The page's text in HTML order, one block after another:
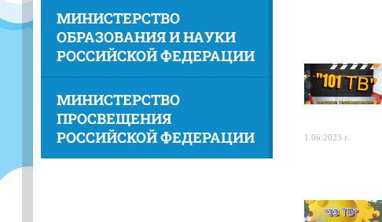
МИНИСТЕРСТВО
ОБРАЗОВАНИЯ И НАУКИ
РОССИЙСКОЙ ФЕДЕРАЦИИ
МИНИСТЕРСТВО
ПРОСВЕЩЕНИЯ
РОССИЙСКОЙ ФЕДЕРАЦИИ
1.06.2023 г.